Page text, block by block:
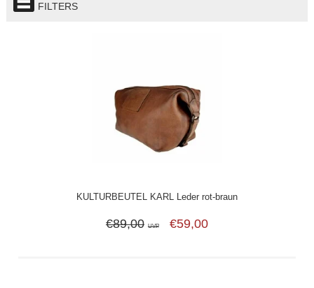
FILTERS
KULTURBEUTEL KARL Leder rot-braun
€89,00 UVP €59,00